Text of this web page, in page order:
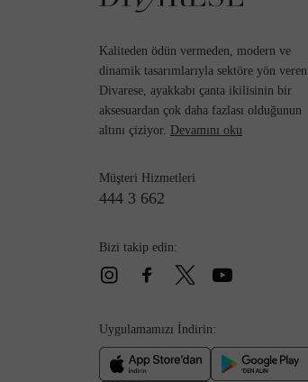
Kaliteden ödün vermeden, modern ve
dinamik tasarımlarıyla sektöre yön veren
Divarese, ayakkabı çanta ikilisinin bir
aksesuardan çok daha fazlası olduğunun
altını çiziyor. Devamını oku
Müşteri Hizmetleri
444 3 662
Bizi takip edin:
Uygulamamızı İndirin: